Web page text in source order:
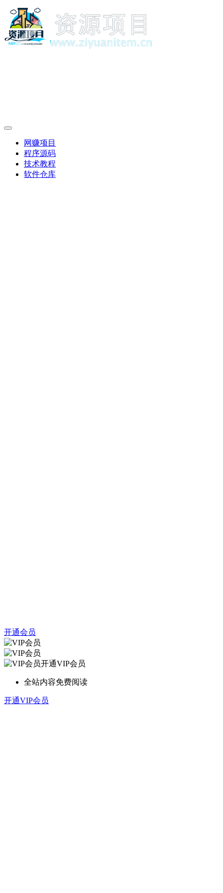
网赚项目
程序源码
技术教程
软件仓库
开通会员
开通VIP会员
全站内容免费阅读
开通VIP会员